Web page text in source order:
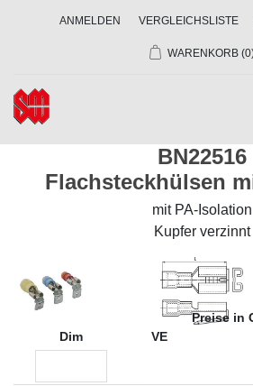
ANMELDEN VERGLEICHSLISTE
WARENKORB
BN22516
Flachsteckhülsen
mit PA-Isolation
Kupfer verzinnt
Dim VE
Preise in